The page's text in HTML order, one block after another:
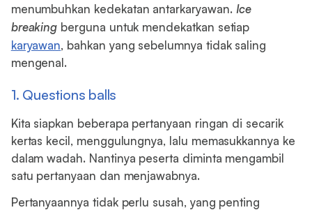
menumbuhkan kedekatan antarkaryawan. Ice
breaking berguna untuk mendekatkan setiap
karyawan, bahkan yang sebelumnya tidak saling
mengenal.
1. Questions balls
Kita siapkan beberapa pertanyaan ringan di secarik
kertas kecil, menggulungnya, lalu memasukkannya ke
dalam wadah. Nantinya peserta diminta mengambil
satu pertanyaan dan menjawabnya.
Pertanyaannya tidak perlu susah, yang penting